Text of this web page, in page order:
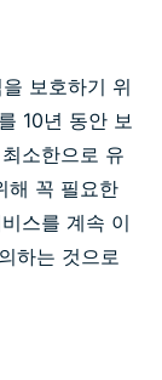
보호하기 위
10년 동안 보
소한으로 유
해 꼭 필요한
스를 계속 이
하는 것으로